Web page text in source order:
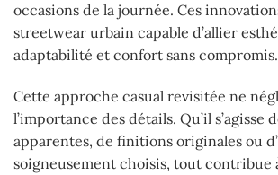
occasions de la journée. Ces
streetwear urbain capable d’allier
adaptabilité et confort sans compromis.
Cette approche casual revisitée ne
l’importance des détails. Qu’il s’agisse
apparentes, de finitions originales ou
soigneusement choisis, tout contribue